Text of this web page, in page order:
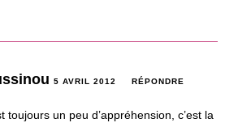
5 AVRIL 2012 RÉPONDRE
toujours un peu d’appréhension, c’est la